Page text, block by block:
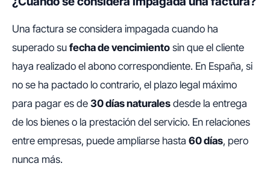
Una factura se considera impagada cuando ha
superado su fecha de vencimiento sin que el cliente
haya realizado el abono correspondiente. En España, si
no se ha pactado lo contrario, el plazo legal máximo
para pagar es de 30 días naturales desde la entrega
de los bienes o la prestación del servicio. En relaciones
entre empresas, puede ampliarse hasta 60 días, pero
nunca más.